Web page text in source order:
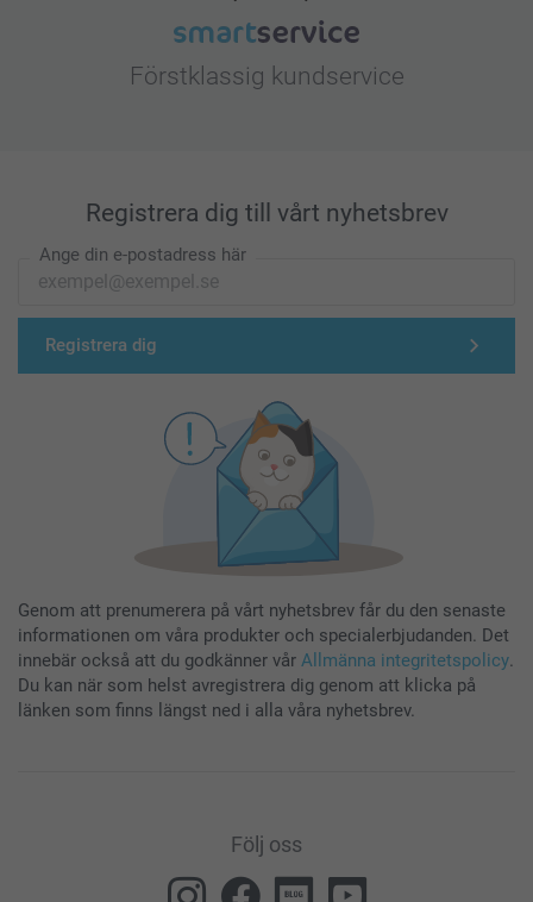
Förstklassig kundservice
Registrera dig till vårt nyhetsbrev
Ange din e-postadress här
Registrera dig
Genom att prenumerera på vårt nyhetsbrev får du den senaste
informationen om våra produkter och specialerbjudanden. Det
innebär också att du godkänner vår Allmänna integritetspolicy.
Du kan när som helst avregistrera dig genom att klicka på
länken som finns längst ned i alla våra nyhetsbrev.
Följ oss